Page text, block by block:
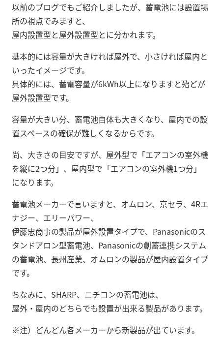
以前のブログでもご紹介しましたが、蓄電池には設置場
所の視点でみますと、
屋内設置型と屋外設置型とに分かれます。
基本的には容量が大きければ屋外で、小さければ屋内と
いったイメージです。
具体的には、蓄電容量が6kWh以上になりますと殆どが
屋外設置型です。
容量が大きい分、蓄電池自体も大きくなり、屋内での設
置スペースの確保が難しくなるからです。
尚、大きさの目安ですが、屋外型で「エアコンの室外機
を縦に2つ分」、屋内型で「エアコンの室外機1つ分」
になります。
蓄電池メーカーで言いますと、オムロン、京セラ、4Rエ
ナジー、エリーパワー、
伊藤忠商事の製品が屋外設置タイプで、Panasonicのス
タンドアロン型蓄電池、Panasonicの創蓄連携システム
の蓄電池、長州産業、オムロンの製品が屋内設置タイプ
です。
ちなみに、SHARP、ニチコンの蓄電池は、
屋外・屋内のどちらでも設置が出来る製品があります。
※注）どんどん各メーカーから新製品が出ています。